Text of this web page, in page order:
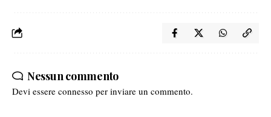
Nessun commento
Devi essere connesso per inviare un commento.